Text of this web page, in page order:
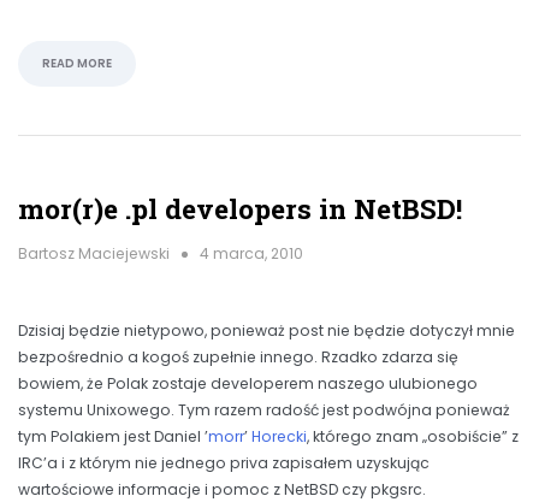
READ MORE
mor(r)e .pl developers in NetBSD!
Bartosz Maciejewski 4 marca, 2010
Dzisiaj będzie nietypowo, ponieważ post nie będzie dotyczył mnie
bezpośrednio a kogoś zupełnie innego. Rzadko zdarza się
bowiem, że Polak zostaje developerem naszego ulubionego
systemu Unixowego. Tym razem radość jest podwójna ponieważ
tym Polakiem jest Daniel ’morr’Horecki, którego znam „osobiście” z
IRC’a i z którym nie jednego priva zapisałem uzyskując
wartościowe informacje i pomoc z NetBSD czy pkgsrc.